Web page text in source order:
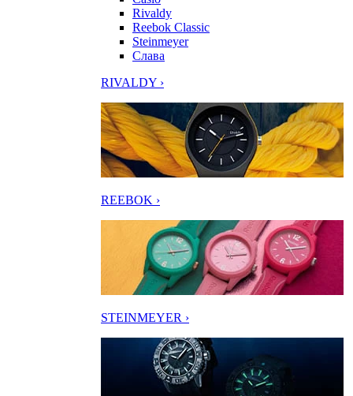
Rivaldy
Reebok Classic
Steinmeyer
Слава
RIVALDY ›
REEBOK ›
STEINMEYER ›